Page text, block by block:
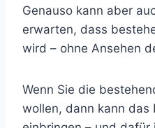
Genauso kann aber
erwarten, dass
wird – ohne Ansehen
Wenn Sie die
wollen, dann kann das